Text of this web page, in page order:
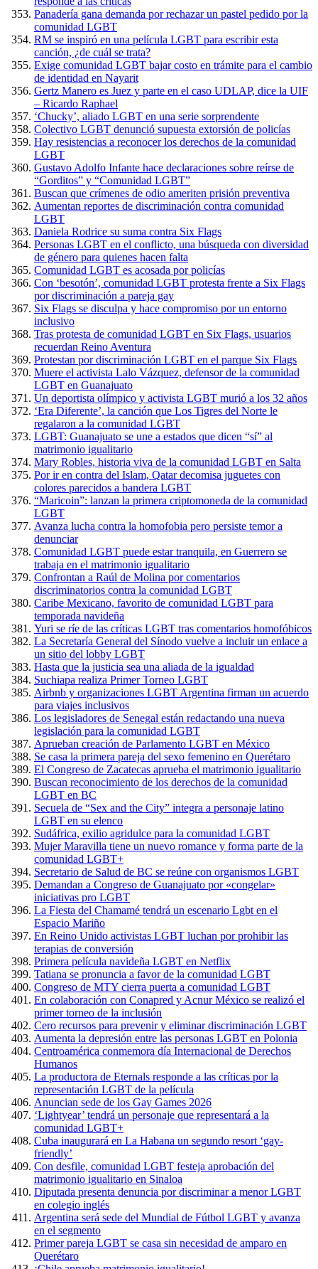
Panadería gana demanda por rechazar un pastel pedido por la
comunidad LGBT
RM se inspiró en una película LGBT para escribir esta
canción, ¿de cuál se trata?
Exige comunidad LGBT bajar costo en trámite para el cambio
de identidad en Nayarit
Gertz Manero es Juez y parte en el caso UDLAP, dice la UIF
– Ricardo Raphael
‘Chucky’, aliado LGBT en una serie sorprendente
Colectivo LGBT denunció supuesta extorsión de policías
Hay resistencias a reconocer los derechos de la comunidad
LGBT
Gustavo Adolfo Infante hace declaraciones sobre reírse de
“Gorditos” y “Comunidad LGBT”
Buscan que crímenes de odio ameriten prisión preventiva
Aumentan reportes de discriminación contra comunidad
LGBT
Daniela Rodrice su suma contra Six Flags
Personas LGBT en el conflicto, una búsqueda con diversidad
de género para quienes hacen falta
Comunidad LGBT es acosada por policías
Con ‘besotón’, comunidad LGBT protesta frente a Six Flags
por discriminación a pareja gay
Six Flags se disculpa y hace compromiso por un entorno
inclusivo
Tras protesta de comunidad LGBT en Six Flags, usuarios
recuerdan Reino Aventura
Protestan por discriminación LGBT en el parque Six Flags
Muere el activista Lalo Vázquez, defensor de la comunidad
LGBT en Guanajuato
Un deportista olímpico y activista LGBT murió a los 32 años
‘Era Diferente’, la canción que Los Tigres del Norte le
regalaron a la comunidad LGBT
LGBT: Guanajuato se une a estados que dicen “sí” al
matrimonio igualitario
Mary Robles, historia viva de la comunidad LGBT en Salta
Por ir en contra del Islam, Qatar decomisa juguetes con
colores parecidos a bandera LGBT
“Maricoin”: lanzan la primera criptomoneda de la comunidad
LGBT
Avanza lucha contra la homofobia pero persiste temor a
denunciar
Comunidad LGBT puede estar tranquila, en Guerrero se
trabaja en el matrimonio igualitario
Confrontan a Raúl de Molina por comentarios
discriminatorios contra la comunidad LGBT
Caribe Mexicano, favorito de comunidad LGBT para
temporada navideña
Yuri se ríe de las críticas LGBT tras comentarios homofóbicos
La Secretaría General del Sínodo vuelve a incluir un enlace a
un sitio del lobby LGBT
Hasta que la justicia sea una aliada de la igualdad
Suchiapa realiza Primer Torneo LGBT
Airbnb y organizaciones LGBT Argentina firman un acuerdo
para viajes inclusivos
Los legisladores de Senegal están redactando una nueva
legislación para la comunidad LGBT
Aprueban creación de Parlamento LGBT en México
Se casa la primera pareja del sexo femenino en Querétaro
El Congreso de Zacatecas aprueba el matrimonio igualitario
Buscan reconocimiento de los derechos de la comunidad
LGBT en BC
Secuela de “Sex and the City” integra a personaje latino
LGBT en su elenco
Sudáfrica, exilio agridulce para la comunidad LGBT
Mujer Maravilla tiene un nuevo romance y forma parte de la
comunidad LGBT+
Secretario de Salud de BC se reúne con organismos LGBT
Demandan a Congreso de Guanajuato por «congelar»
iniciativas pro LGBT
La Fiesta del Chamamé tendrá un escenario Lgbt en el
Espacio Mariño
En Reino Unido activistas LGBT luchan por prohibir las
terapias de conversión
Primera película navideña LGBT en Netflix
Tatiana se pronuncia a favor de la comunidad LGBT
Congreso de MTY cierra puerta a comunidad LGBT
En colaboración con Conapred y Acnur México se realizó el
primer torneo de la inclusión
Cero recursos para prevenir y eliminar discriminación LGBT
Aumenta la depresión entre las personas LGBT en Polonia
Centroamérica conmemora día Internacional de Derechos
Humanos
La productora de Eternals responde a las críticas por la
representación LGBT de la película
Anuncian sede de los Gay Games 2026
‘Lightyear’ tendrá un personaje que representará a la
comunidad LGBT+
Cuba inaugurará en La Habana un segundo resort ‘gay-
friendly’
Con desfile, comunidad LGBT festeja aprobación del
matrimonio igualitario en Sinaloa
Diputada presenta denuncia por discriminar a menor LGBT
en colegio inglés
Argentina será sede del Mundial de Fútbol LGBT y avanza
en el segmento
Primer pareja LGBT se casa sin necesidad de amparo en
Querétaro